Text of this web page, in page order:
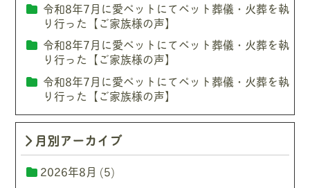
令和8年7月に愛ペットにてペット葬儀・火葬を執
り行った【ご家族様の声】
令和8年7月に愛ペットにてペット葬儀・火葬を執
り行った【ご家族様の声】
令和8年7月に愛ペットにてペット葬儀・火葬を執
り行った【ご家族様の声】
月別アーカイブ
2026年8月 (5)